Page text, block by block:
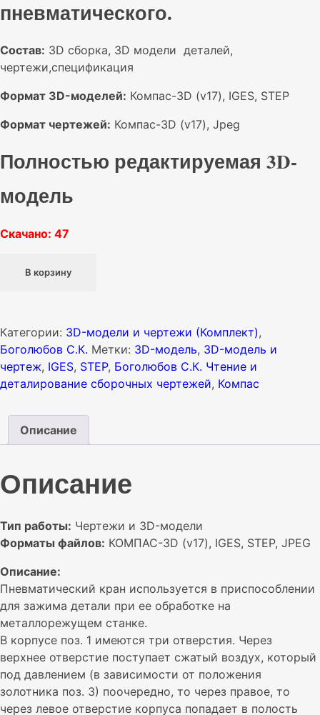
пневматического.
Состав: 3D сборка, 3D модели деталей,
чертежи,спецификация
Формат 3D-моделей: Компас-3D (v17), IGES, STEP
Формат чертежей: Компас-3D (v17), Jpeg
Полностью редактируемая 3D-
модель
Скачано: 47
товара
Кран
пневматический
3D-
модель
чертежи
В корзину
Категории: 3D-модели и чертежи (Комплект),
Боголюбов С.К. Метки: 3D-модель, 3D-модель и
чертеж, IGES, STEP, Боголюбов С.К. Чтение и
деталирование сборочных чертежей, Компас
Описание
Описание
Тип работы: Чертежи и 3D-модели
Форматы файлов: КОМПАС-3D (v17), IGES, STEP, JPEG
Описание:
Пневматический кран используется в приспособлении
для зажима детали при ее обработке на
металлорежущем станке.
В корпусе поз. 1 имеются три отверстия. Через
верхнее отверстие поступает сжатый воздух, который
под давлением (в зависимости от положения
золотника поз. 3) поочередно, то через правое, то
через левое отверстие корпуса попадает в полость